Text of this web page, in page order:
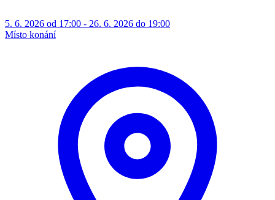
5. 6. 2026 od 17:00 - 26. 6. 2026 do 19:00
Místo konání